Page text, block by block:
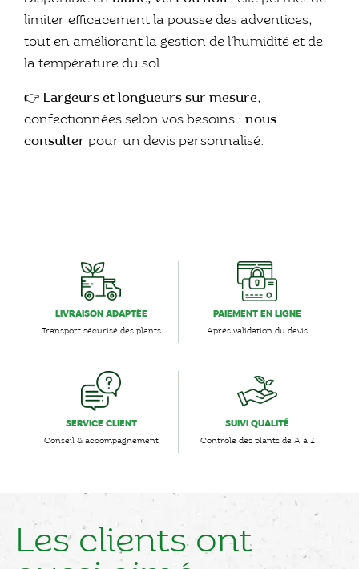
limiter efficacement la pousse des adventices,
tout en améliorant la gestion de l’humidité et de
la température du sol.
👉 Largeurs et longueurs sur mesure,
confectionnées selon vos besoins : nous
consulter pour un devis personnalisé.
LIVRAISON ADAPTÉE
Transport sécurisé des plants
PAIEMENT EN LIGNE
Après validation du devis
SERVICE CLIENT
Conseil & accompagnement
SUIVI QUALITÉ
Contrôle des plants de A à Z
Les clients ont